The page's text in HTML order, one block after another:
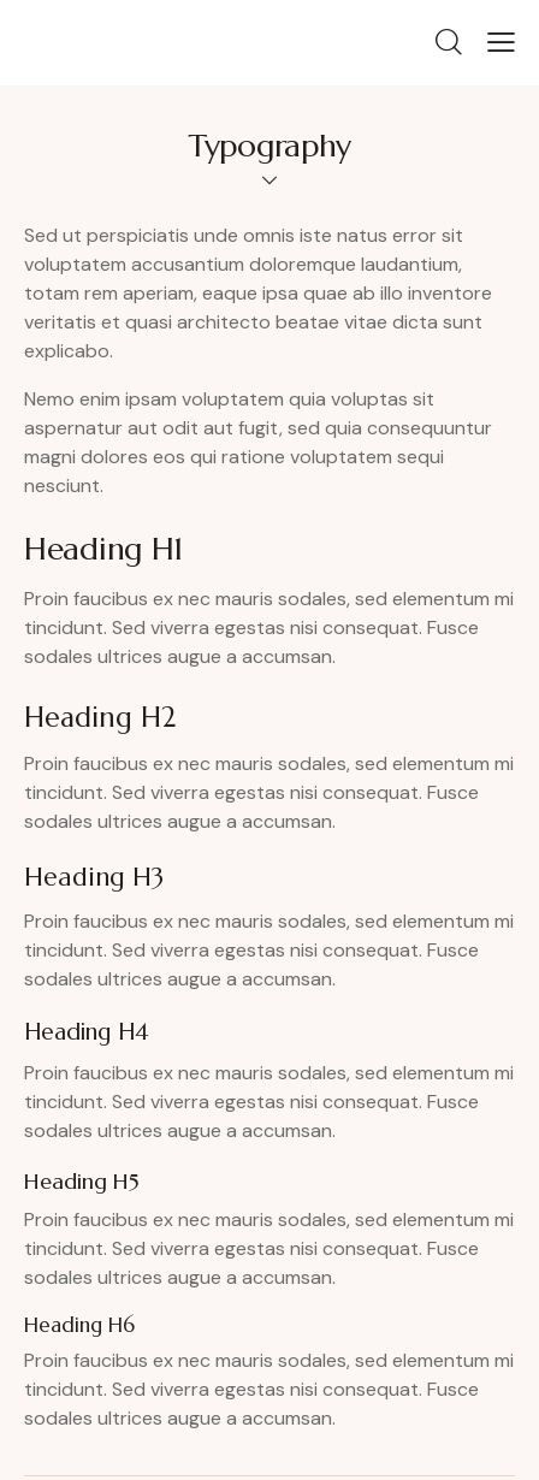
Typography
Sed ut perspiciatis unde omnis iste natus error sit
voluptatem accusantium doloremque laudantium,
totam rem aperiam, eaque ipsa quae ab illo inventore
veritatis et quasi architecto beatae vitae dicta sunt
explicabo.
Nemo enim ipsam voluptatem quia voluptas sit
aspernatur aut odit aut fugit, sed quia consequuntur
magni dolores eos qui ratione voluptatem sequi
nesciunt.
Heading H1
Proin faucibus ex nec mauris sodales, sed elementum mi
tincidunt. Sed viverra egestas nisi consequat. Fusce
sodales ultrices augue a accumsan.
Heading H2
Proin faucibus ex nec mauris sodales, sed elementum mi
tincidunt. Sed viverra egestas nisi consequat. Fusce
sodales ultrices augue a accumsan.
Heading H3
Proin faucibus ex nec mauris sodales, sed elementum mi
tincidunt. Sed viverra egestas nisi consequat. Fusce
sodales ultrices augue a accumsan.
Heading H4
Proin faucibus ex nec mauris sodales, sed elementum mi
tincidunt. Sed viverra egestas nisi consequat. Fusce
sodales ultrices augue a accumsan.
Heading H5
Proin faucibus ex nec mauris sodales, sed elementum mi
tincidunt. Sed viverra egestas nisi consequat. Fusce
sodales ultrices augue a accumsan.
Heading H6
Proin faucibus ex nec mauris sodales, sed elementum mi
tincidunt. Sed viverra egestas nisi consequat. Fusce
sodales ultrices augue a accumsan.